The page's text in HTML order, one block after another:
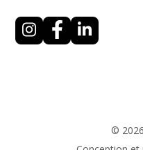
I
n
F
a
L
i
© 2026